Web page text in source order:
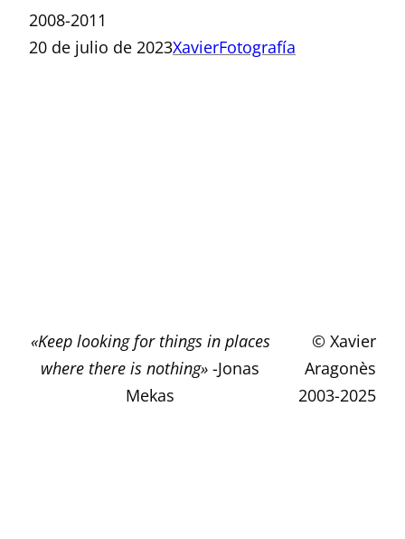
2008-2011
20 de julio de 2023XavierFotografía
«Keep looking for things in places
where there is nothing» -Jonas
Mekas
© Xavier
Aragonès
2003-2025